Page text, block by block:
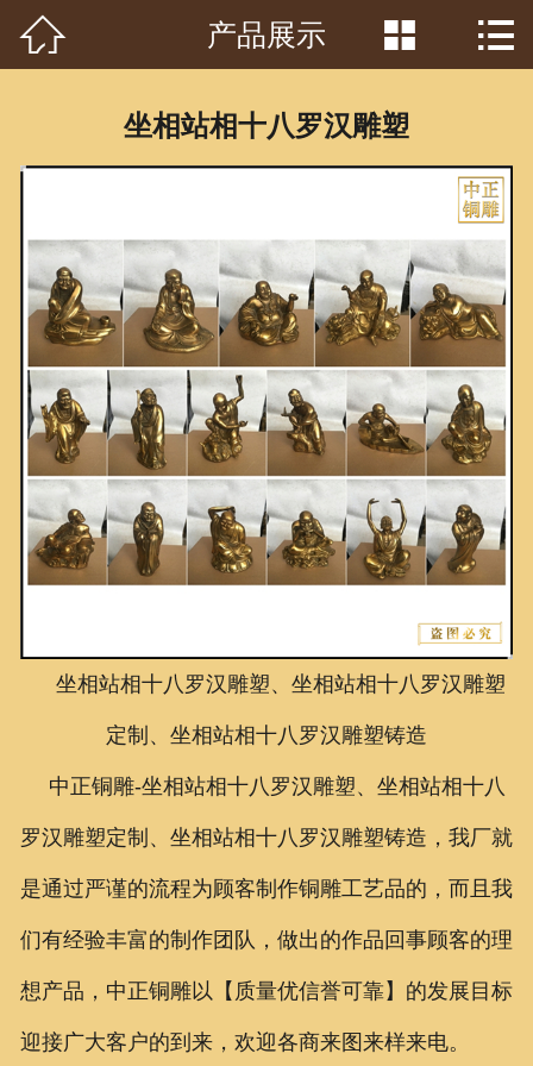
首页
客户见证
常识问答
新闻资讯
荣誉资质
泥塑鉴赏
联系我们
 产品展示  
坐相站相十八罗汉雕塑
坐相站相十八罗汉雕塑、坐相站相十八罗汉雕塑
定制、坐相站相十八罗汉雕塑铸造
中正铜雕-坐相站相十八罗汉雕塑、 坐相站相十八
罗汉雕塑定制、 坐相站相十八罗汉雕塑铸造 ，我厂就
是通过严谨的流程为顾客制作铜雕工艺品的，而且我
们有经验丰富的制作团队，做出的作品回事顾客的理
想产品，中正铜雕以【质量优信誉可靠】的发展目标
迎接广大客户的到来，欢迎各商来图来样来电。